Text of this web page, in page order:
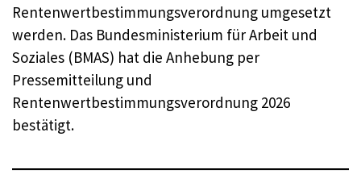
Rentenwertbestimmungsverordnung umgesetzt
werden. Das Bundesministerium für Arbeit und
Soziales (BMAS) hat die Anhebung per
Pressemitteilung und
Rentenwertbestimmungsverordnung 2026
bestätigt.